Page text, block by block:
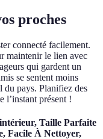
proches
connecté facilement.
maintenir le lien avec
qui gardent un
se sentent moins
du pays. Planifiez des
l’instant présent !
Taille Parfaite
Facile À Nettoyer,